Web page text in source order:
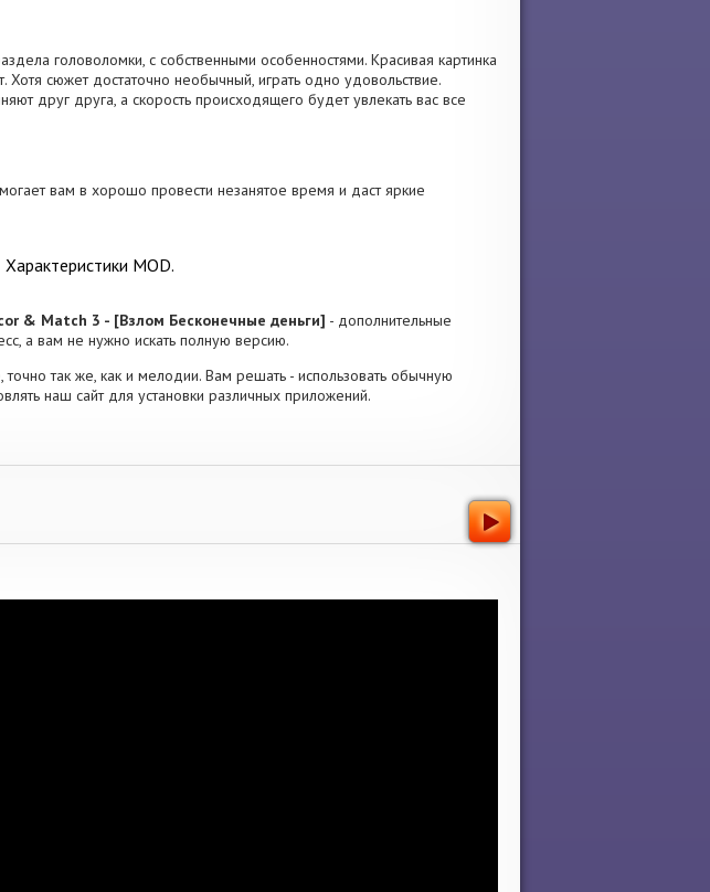
головоломки, с собственными особенностями. Красивая картинка
сюжет достаточно необычный, играть одно удовольствие.
друг друга, а скорость происходящего будет увлекать вас все
вам в хорошо провести незанятое время и даст яркие
Характеристики MOD.
& Match 3 - [Взлом Бесконечные деньги] - дополнительные
а вам не нужно искать полную версию.
точно так же, как и мелодии. Вам решать - использовать обычную
наш сайт для установки различных приложений.